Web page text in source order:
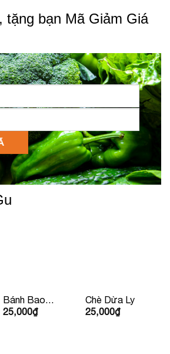
tặng bạn Mã Giảm Giá
Bánh Bao
Nhân Thịt Xá
25,000₫
Chè Dừa Ly
25,000₫